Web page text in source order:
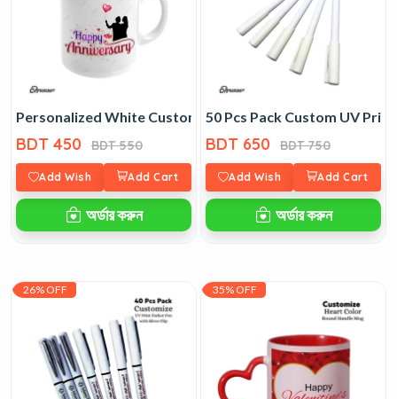
Personalized White Custom Mug
BDT 450 BDT 550
Add Wish Add Cart
অর্ডার করুন
50 Pcs Pack Custom UV
BDT 650 BDT 750
Add Wish Add Cart
অর্ডার করুন
26% OFF 35% OFF